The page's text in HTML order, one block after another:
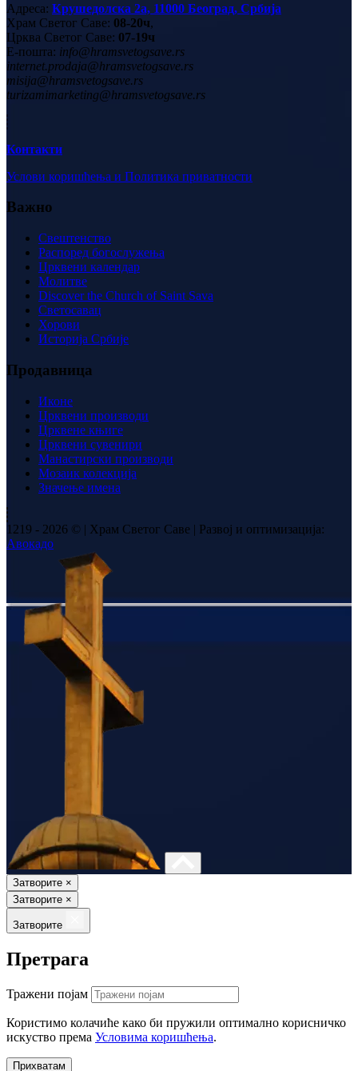
Адреса: Крушедолска 2а, 11000 Београд, Србија
Храм Светог Саве: 08-20ч,
Црква Светог Саве: 07-19ч
Е-пошта: info@hramsvetogsave.rs
internet.prodaja@hramsvetogsave.rs
misija@hramsvetogsave.rs
turizamimarketing@hramsvetogsave.rs
Контакти
Услови коришћења и Политика приватности
Важно
Свештенство
Распоред богослужења
Црквени календар
Молитве
Discover the Church of Saint Sava
Светосавац
Хорови
Историја Србије
Продавница
Иконе
Црквени производи
Црквене књиге
Црквени сувенири
Манастирски производи
Мозаик колекција
Значење имена
1219 - 2026 © | Храм Светог Саве | Развој и оптимизација:
Авокадо
Затворите ×
Затворите ×
Затворите
Претрага
Тражени појам
Користимо колачиће како би пружили оптимално корисничко
искуство према Условима коришћења.
Прихватам